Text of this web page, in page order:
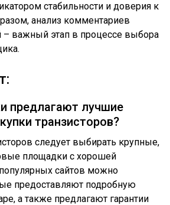
стабильности и доверия к
анализ комментариев
– важный этап в процессе выбора
предлагают лучшие
транзисторов?
следует выбирать крупные,
площадки с хорошей
сайтов можно
предоставляют подробную
а также предлагают гарантии